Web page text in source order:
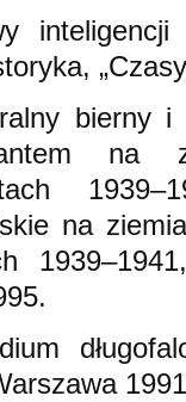
bierny
na
na